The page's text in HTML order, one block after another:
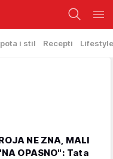
i stil Recepti Lifestyle
NE ZNA, MALI
OPASNO": Tata